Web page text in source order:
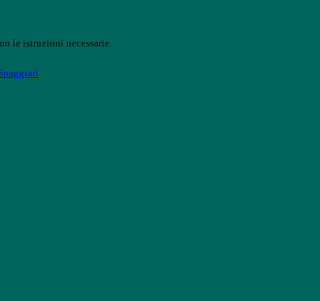
le istruzioni necessarie.